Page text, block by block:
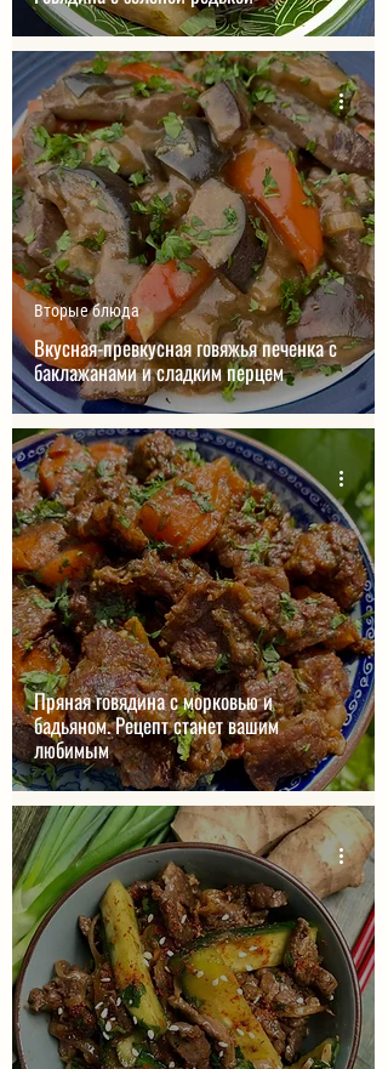
Вкусная-превкусная говяжья печенка с
баклажанами и сладким перцем
Вторые блюда
Пряная говядина с морковью и
бадьяном. Рецепт станет вашим
любимым